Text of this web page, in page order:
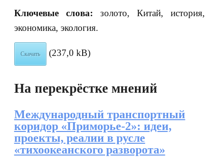
Ключевые слова: золото, Китай, история,
экономика, экология.
Скачать (237,0 kB)
На перекрёстке мнений
Международный транспортный
коридор «Приморье-2»: идеи,
проекты, реалии в русле
«тихоокеанского разворота»